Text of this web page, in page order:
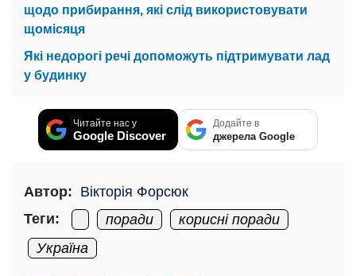
щодо прибирання, які слід використовувати
щомісяця
Які недорогі речі допоможуть підтримувати лад
у будинку
Читайте нас у
Google Discover
Додайте в
джерела Google
Автор: Вікторія Форсюк
Теги:
поради
корисні поради
Україна